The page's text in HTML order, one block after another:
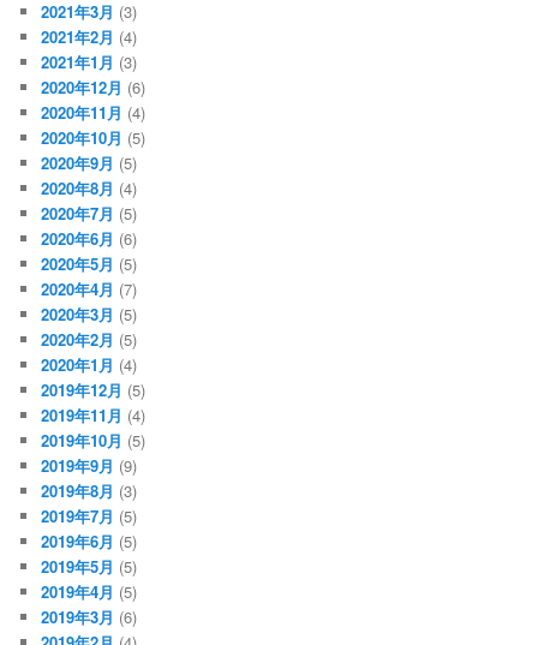
2021年3月 (3)
2021年2月 (4)
2021年1月 (3)
2020年12月 (6)
2020年11月 (4)
2020年10月 (5)
2020年9月 (5)
2020年8月 (4)
2020年7月 (5)
2020年6月 (6)
2020年5月 (5)
2020年4月 (7)
2020年3月 (5)
2020年2月 (5)
2020年1月 (4)
2019年12月 (5)
2019年11月 (4)
2019年10月 (5)
2019年9月 (9)
2019年8月 (3)
2019年7月 (5)
2019年6月 (5)
2019年5月 (5)
2019年4月 (5)
2019年3月 (6)